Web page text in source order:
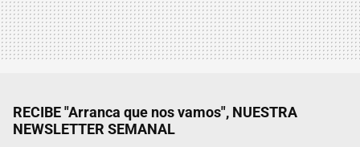
RECIBE "Arranca que nos vamos", NUESTRA
NEWSLETTER SEMANAL